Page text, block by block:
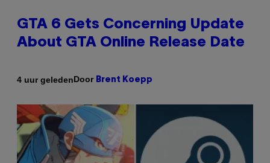
GTA 6 Gets Concerning Update
About GTA Online Release Date
4 uur geledenDoor Brent Koepp